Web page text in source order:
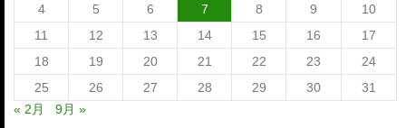
4
5 6 7 8 9
10
11
12 13 14 15 16
17
18
19 20 21 22 23
24
25
26 27 28 29 30
31
« 2月
9月 »